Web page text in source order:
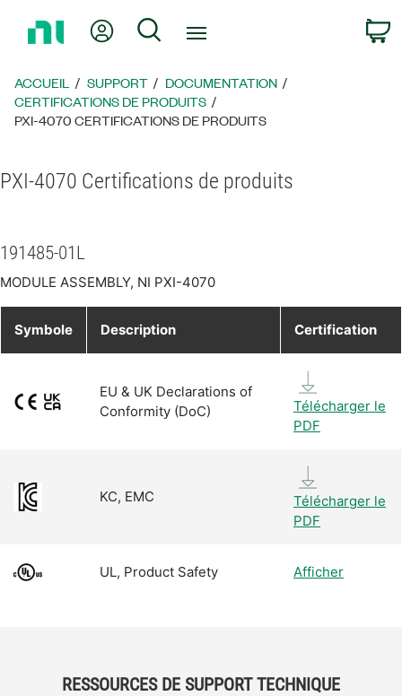
page
d’accueil
Mon compteRechercher
ACCUEIL SUPPORT
DOCUMENTATION
CERTIFICATIONS DE PRODUITS
PXI-4070 CERTIFICATIONS DE PRODUITS
PXI-4070 Certifications de produits
191485-01L
MODULE ASSEMBLY, NI PXI-4070
Symbole Description Certification
EU & UK Declarations of
Conformity (DoC)
Télécharger le
PDF
KC, EMC
Télécharger le
PDF
UL, Product Safety Afficher
RESSOURCES DE SUPPORT TECHNIQUE